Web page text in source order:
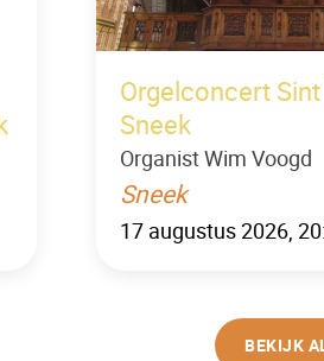
Orgelconcert
Sneek
Organist Wim Voogd
Sneek
17 augustus 2026,
BEKIJK